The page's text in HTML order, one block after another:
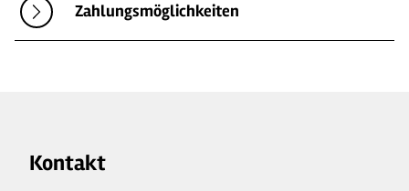
Zahlungsmöglichkeiten
Kontakt